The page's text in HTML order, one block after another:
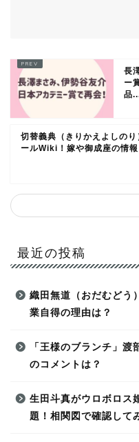
長
ー
品
切替義典（きりかえよしのり
ールWiki！嫁や御成座の情
最近の投稿
織田無道（おだむどう
業自得の理由は？
「王様のブランチ」
のコメントは？
生田斗真がウロボロス
題！相関図で確認して